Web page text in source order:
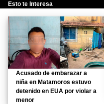
Esto te Interesa
Acusado de embarazar a
niña en Matamoros estuvo
detenido en EUA por violar a
menor